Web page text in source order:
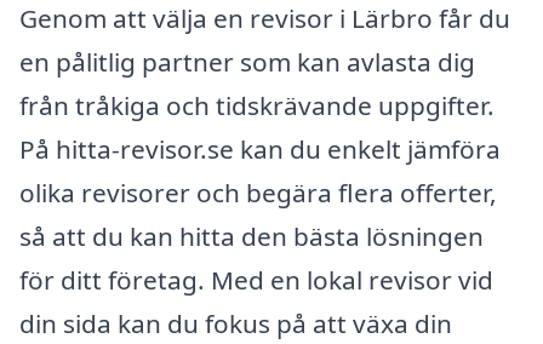
Genom att välja en revisor i Lärbro får du
en pålitlig partner som kan avlasta dig
från tråkiga och tidskrävande uppgifter.
På hitta-revisor.se kan du enkelt jämföra
olika revisorer och begära flera offerter,
så att du kan hitta den bästa lösningen
för ditt företag. Med en lokal revisor vid
din sida kan du fokus på att växa din